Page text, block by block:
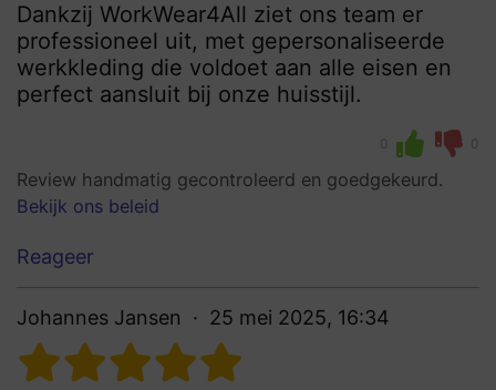
Dankzij WorkWear4All ziet ons team er
professioneel uit, met gepersonaliseerde
werkkleding die voldoet aan alle eisen en
perfect aansluit bij onze huisstijl.
0 0
Review handmatig gecontroleerd en goedgekeurd.
Bekijk ons beleid
Reageer
Johannes Jansen 25 mei 2025, 16:34